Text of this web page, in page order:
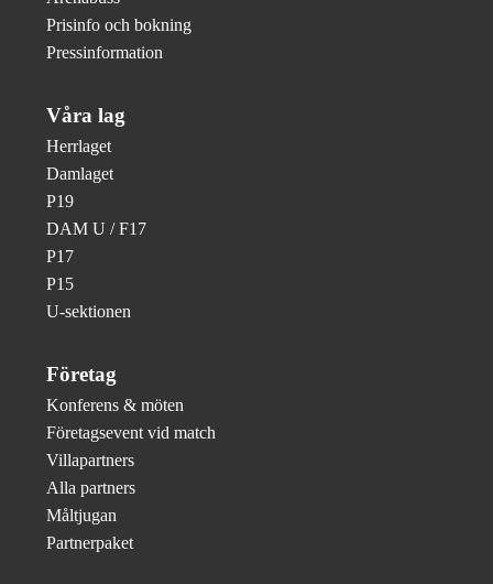
Prisinfo och bokning
Pressinformation
Våra lag
Herrlaget
Damlaget
P19
DAM U / F17
P17
P15
U-sektionen
Företag
Konferens & möten
Företagsevent vid match
Villapartners
Alla partners
Måltjugan
Partnerpaket